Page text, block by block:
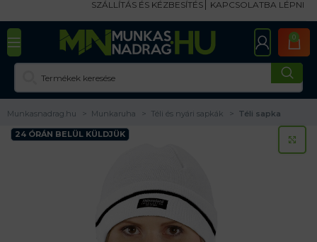
SZÁLLÍTÁS ÉS KÉZBESÍTÉS KAPCSOLATBA LÉPNI
0
Munkasnadrag.hu Munkaruha Téli és nyári sapkák Téli sapka
24 ÓRÁN BELÜL KÜLDJÜK